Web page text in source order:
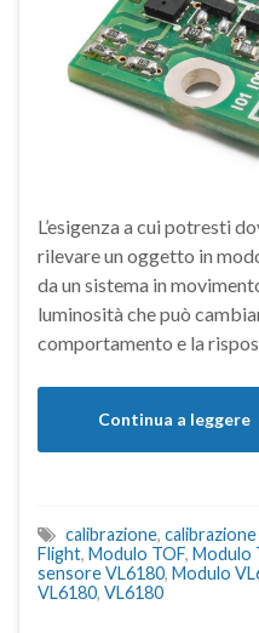
L’esigenza a cui potresti
rilevare un oggetto in
da un sistema in
luminosità che può
comportamento e la
Continua a leggere
calibrazione,
Flight, Modulo TOF, Modulo
sensore VL6180, Modulo
VL6180, VL6180